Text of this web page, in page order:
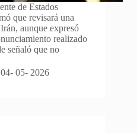
de Estados
que revisará una
aunque expresó
realizado
señaló que no
04- 05- 2026